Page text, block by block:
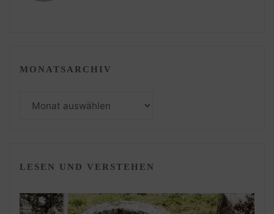
MONATSARCHIV
LESEN UND VERSTEHEN